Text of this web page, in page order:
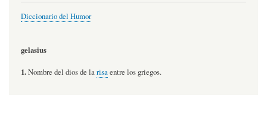
Diccionario del Humor
gelasius
1.Nombre del dios de larisaentre los griegos.